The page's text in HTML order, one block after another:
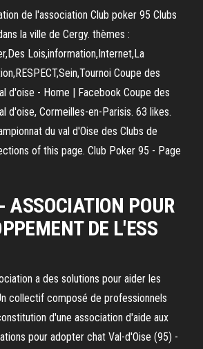
de l'association Club poker 95 Clubs
la ville de Cergy. thèmes :
Lois,information,Internet,La
Coupe des
d'oise - Home | Facebook Coupe des
d'oise, Cormeilles-en-Parisis. 63 likes.
du val d'Oise des Clubs de
of this page. Club Poker 95 - Page
ASSOCIATION POUR
DE L'ESS
a des solutions pour aider les
collectif composé de professionnels
d'une association d'aide aux
pour adopter chat Val-d'Oise (95) -